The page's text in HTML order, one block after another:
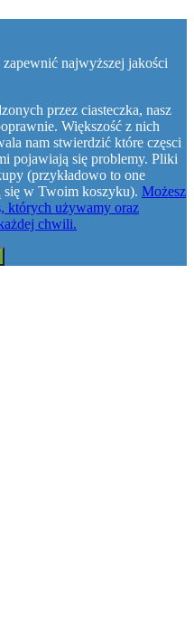
najwyższej jakości
przez ciasteczka, nasz
Większość z nich
nam stwierdzić które częsci
pojawiają się problemy. Pliki
(przykładowo to one
się w Twoim koszyku). Możesz
których używamy oraz
chwili.